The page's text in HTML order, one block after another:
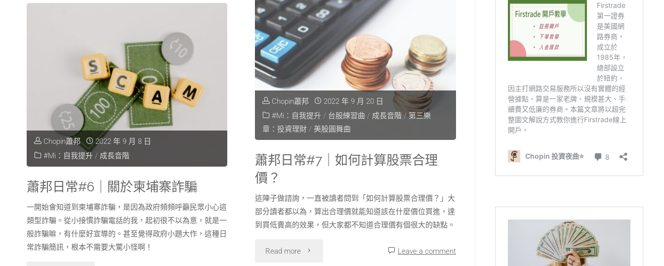
Chopin蕭邦
2022 年 9 月 20 日
#Mi：自我提升 / 台股練習曲 / 成長音階 / 第三樂
章：投資理財 / 美股圓舞曲
蕭邦日常#7｜如何計算股票合理
價？
這陣子做諮詢，一直被讀者問到「如何計算股票合理價？」​大
部分讀者都以為，算出合理價就能知道該在什麼價位買進，達
到買低賣高的效果，但大家都不知道合理價有個很大的缺點。
Read more Leave a comment
Chopin蕭邦
2022 年 9 月 8 日
#Mi：自我提升 / 成長音階
蕭邦日常#6｜關於柬埔寨詐騙
一開始會知道到柬埔寨詐騙，是因為政府頻頻呼籲民眾小心這
類型詐騙。從小接慣詐騙電話的我，起初很不以為意，就是一
般詐騙嘛，有什麼好宣導的。甚至覺得政府小題大作，這種日
常詐騙簡訊，根本不需要大驚小怪啊！